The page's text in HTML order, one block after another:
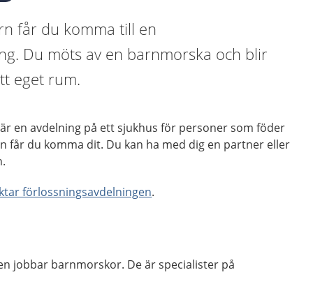
får du komma till en
Du möts av en barnmorska och blir
eget rum.
en avdelning på ett sjukhus för personer som föder
får du komma dit. Du kan ha med dig en partner eller
förlossningsavdelningen.
jobbar barnmorskor. De är specialister på